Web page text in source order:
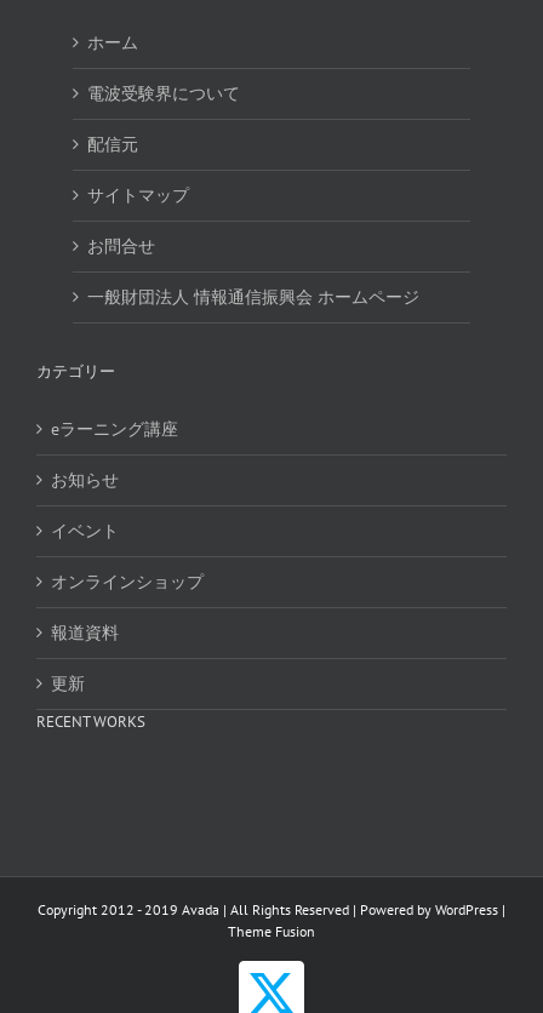
ホーム
電波受験界について
配信元
サイトマップ
お問合せ
一般財団法人 情報通信振興会 ホームページ
カテゴリー
eラーニング講座
お知らせ
イベント
オンラインショップ
報道資料
更新
RECENT WORKS
Copyright 2012 - 2019 Avada | All Rights Reserved | Powered by WordPress |
Theme Fusion